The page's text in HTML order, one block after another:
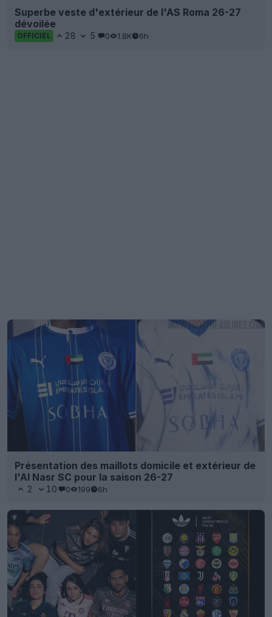
Superbe veste d'extérieur de l'AS Roma 26-27
dévoilée
OFFICIEL 28 5 0 1.8K 6h
Présentation des maillots domicile et extérieur de
l'Al Nasr SC pour la saison 26-27
2 10 0 199 6h